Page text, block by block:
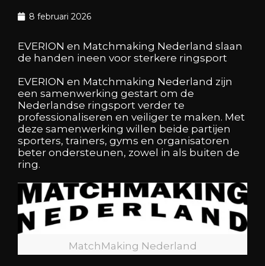
8 februari 2026
EVERION en Matchmaking Nederland slaan
de handen ineen voor sterkere ringsport
EVERION en Matchmaking Nederland zijn
een samenwerking gestart om de
Nederlandse ringsport verder te
professionaliseren en veiliger te maken. Met
deze samenwerking willen beide partijen
sporters, trainers, gyms en organisatoren
beter ondersteunen, zowel in als buiten de
ring.
MatchMaking Nederland